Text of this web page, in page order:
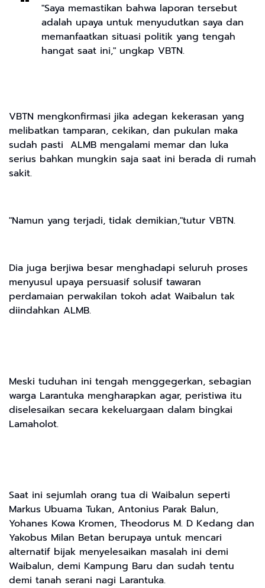
"Saya memastikan bahwa laporan tersebut
adalah upaya untuk menyudutkan saya dan
memanfaatkan situasi politik yang tengah
hangat saat ini," ungkap VBTN.
VBTN mengkonfirmasi jika adegan kekerasan yang
melibatkan tamparan, cekikan, dan pukulan maka
sudah pasti ALMB mengalami memar dan luka
serius bahkan mungkin saja saat ini berada di rumah
sakit.
"Namun yang terjadi, tidak demikian,"tutur VBTN.
Dia juga berjiwa besar menghadapi seluruh proses
menyusul upaya persuasif solusif tawaran
perdamaian perwakilan tokoh adat Waibalun tak
diindahkan ALMB.
Meski tuduhan ini tengah menggegerkan, sebagian
warga Larantuka mengharapkan agar, peristiwa itu
diselesaikan secara kekeluargaan dalam bingkai
Lamaholot.
Saat ini sejumlah orang tua di Waibalun seperti
Markus Ubuama Tukan, Antonius Parak Balun,
Yohanes Kowa Kromen, Theodorus M. D Kedang dan
Yakobus Milan Betan berupaya untuk mencari
alternatif bijak menyelesaikan masalah ini demi
Waibalun, demi Kampung Baru dan sudah tentu
demi tanah serani nagi Larantuka.